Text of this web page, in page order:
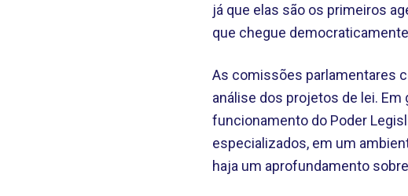
já que elas são os primeiros
que chegue
As comissões parlamentares
análise dos projetos de lei.
funcionamento do Poder
especializados, em um
haja um aprofundamento